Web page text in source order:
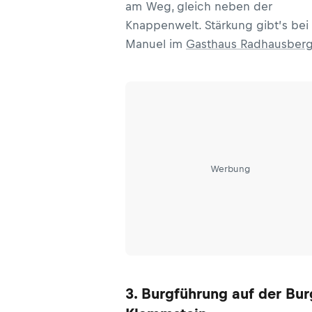
am Weg, gleich neben der
Knappenwelt. Stärkung gibt’s bei
Manuel im Gasthaus Radhausberg
Werbung
3. Burgführung auf der